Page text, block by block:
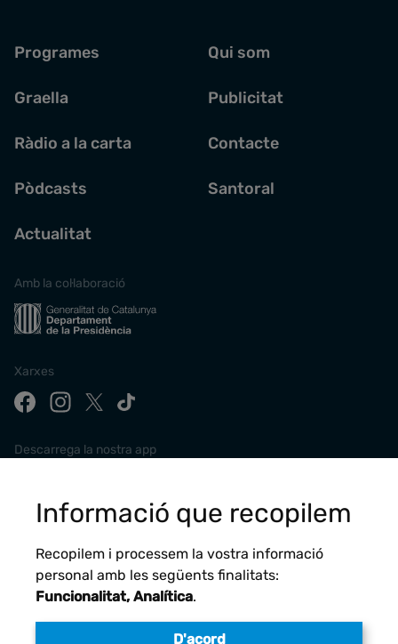
Programes
Graella
Ràdio a la carta
Pòdcasts
Actualitat
Qui som
Publicitat
Contacte
Santoral
Amb la col·laboració
Xarxes
Descarrega la nostra app
Informació que recopilem
Recopilem i processem la vostra informació
personal amb les següents finalitats:
Funcionalitat, Analítica.
D'acord